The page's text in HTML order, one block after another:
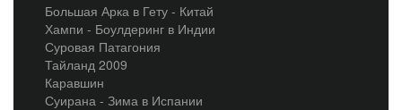
Большая Арка в Гету - Китай
Хампи - Боулдеринг в Индии
Суровая Патагония
Тайланд 2009
Каравшин
Суирана - Зима в Испании